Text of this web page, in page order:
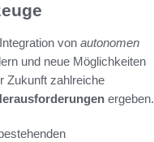
von autonomen
und neue Möglichkeiten
Zukunft zahlreiche
ergeben.